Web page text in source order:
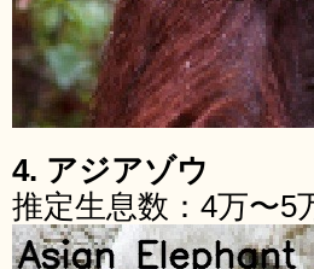
4. アジアゾウ
推定生息数：4万〜5